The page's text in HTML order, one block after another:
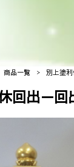
商品一覧 > 別上塗
回出－回